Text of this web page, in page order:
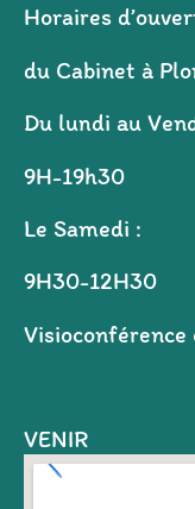
Horaires
du Cabinet à
Du lundi au
9H-19h30
Le Samedi :
9H30-12H30
Visioconférence
VENIR